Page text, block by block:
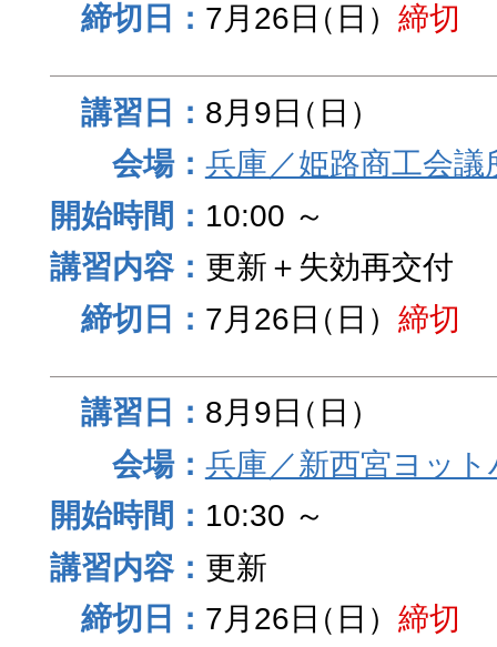
7月26日（日） 締切
8月9日（日）
兵庫／姫路商工会議
10:00 ～
更新＋失効再交付
7月26日（日） 締切
8月9日（日）
兵庫／新西宮ヨッ
10:30 ～
更新
7月26日（日） 締切